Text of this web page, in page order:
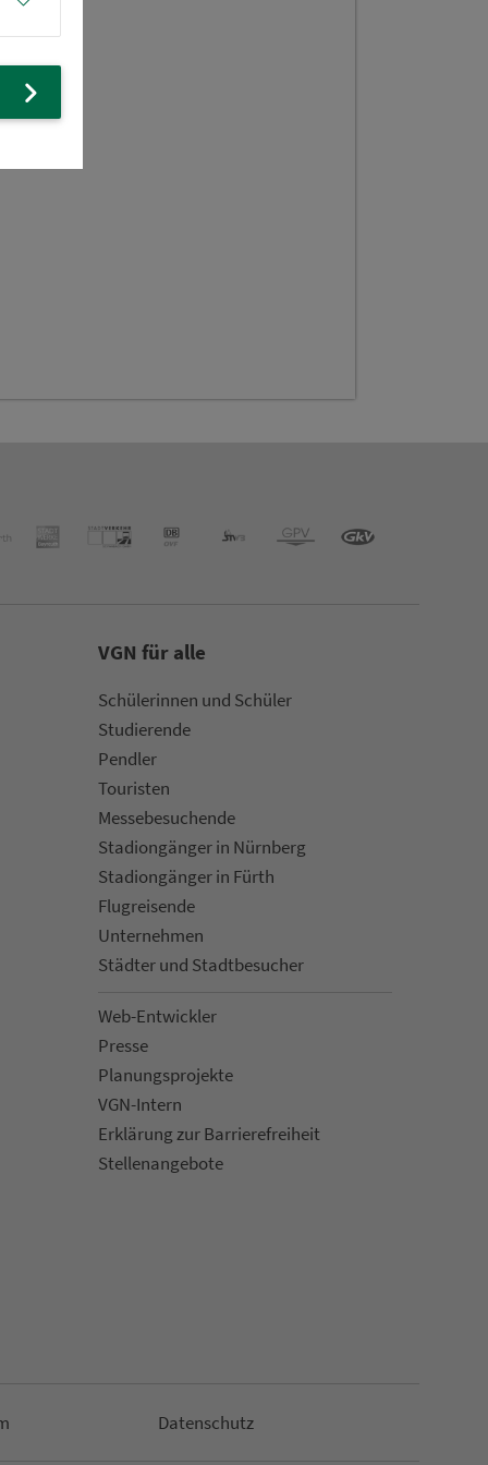
VGN für alle
Schülerinnen und Schüler
Stu­die­rende
Pendler
Touristen
Mes­se­be­suchende
Sta­di­on­gän­ger in Nürn­berg
Sta­di­on­gän­ger in Fürth
Flug­rei­sen­de
Un­ter­neh­men
Städter und Stadt­be­su­cher
Web-Entwickler
Presse
Pla­nungs­pro­jekte
VGN-Intern
Erklärung zur Bar­ri­e­re­frei­heit
Stellenan­ge­bote
Da­ten­schutz